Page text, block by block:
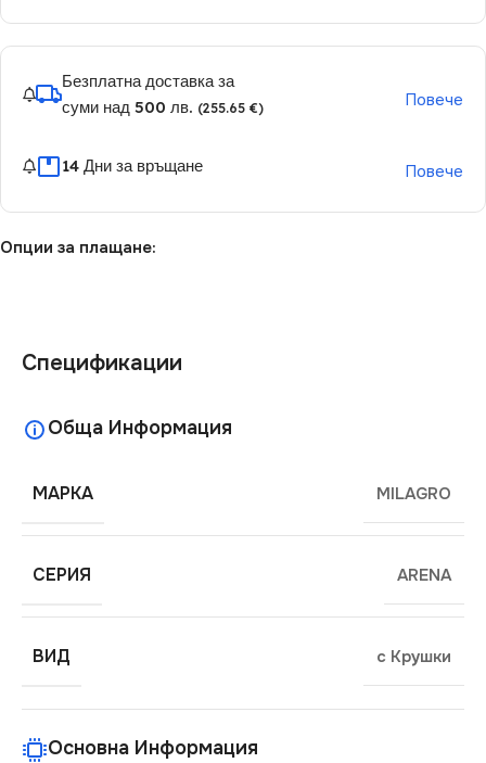
Безплатна доставка за
суми над 500 лв. (255.65 €) Повече
14 Дни за връщане Повече
Опции за плащане:
Спецификации
Обща Информация
МАРКА MILAGRO
СЕРИЯ ARENA
ВИД с Крушки
Основна Информация